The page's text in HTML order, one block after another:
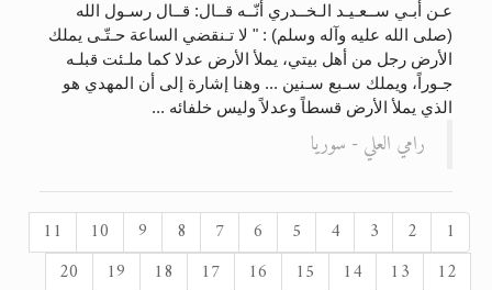
عـن أبـي ســعـيـد الـخــدري أنّــه قــال: قــال رسـول الله
(صلى الله عليه وآله وسلم) : " لا تـنقضي الساعة حـتّـى يملك
الأرض رجل من أهل بيتي، يملأ الأرض عدلا كما ملـئت قبلـه
جـوراً، ويملك سـبع سـنين ... وهنا إشارة إلى أن المهدي هو
الذي يملأ الأرض قسطاً وعدلاً وليس خلفائه ...
رامي العلي - سوريا
1
2
3
4
5
6
7
8
9
10
11
12
13
14
15
16
17
18
19
20